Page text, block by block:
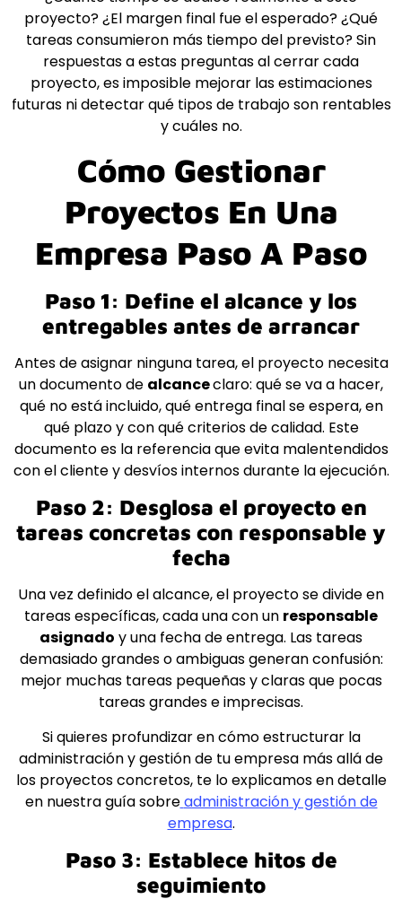
proyecto? ¿El margen final fue el esperado? ¿Qué
tareas consumieron más tiempo del previsto? Sin
respuestas a estas preguntas al cerrar cada
proyecto, es imposible mejorar las estimaciones
futuras ni detectar qué tipos de trabajo son rentables
y cuáles no.
Cómo Gestionar
Proyectos En Una
Empresa Paso A Paso
Paso 1: Define el alcance y los
entregables antes de arrancar
Antes de asignar ninguna tarea, el proyecto necesita
un documento de alcanceclaro: qué se va a hacer,
qué no está incluido, qué entrega final se espera, en
qué plazo y con qué criterios de calidad. Este
documento es la referencia que evita malentendidos
con el cliente y desvíos internos durante la ejecución.
Paso 2: Desglosa el proyecto en
tareas concretas con responsable y
fecha
Una vez definido el alcance, el proyecto se divide en
tareas específicas, cada una con un responsable
asignado y una fecha de entrega. Las tareas
demasiado grandes o ambiguas generan confusión:
mejor muchas tareas pequeñas y claras que pocas
tareas grandes e imprecisas.
Si quieres profundizar en cómo estructurar la
administración y gestión de tu empresa más allá de
los proyectos concretos, te lo explicamos en detalle
en nuestra guía sobreadministración y gestión de
empresa.
Paso 3: Establece hitos de
seguimiento